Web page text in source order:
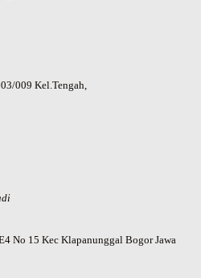
009 Kel.Tengah,
No 15 Kec Klapanunggal Bogor Jawa